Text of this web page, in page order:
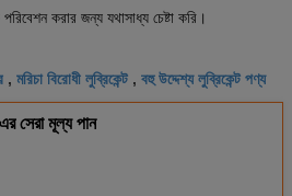
করার জন্য যথাসাধ্য চেষ্টা করি।
, মরিচা বিরোধী লুব্রিকেন্ট , বহু উদ্দেশ্য লুব্রিকেন্ট পণ্য
এর সেরা মূল্য পান